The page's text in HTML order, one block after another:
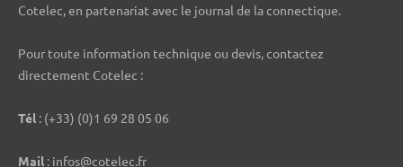
Cotelec, en partenariat avec le journal de la connectique.
Pour toute information technique ou devis, contactez
directement Cotelec :
Tél : (+33) (0)1 69 28 05 06
Mail : infos@cotelec.fr